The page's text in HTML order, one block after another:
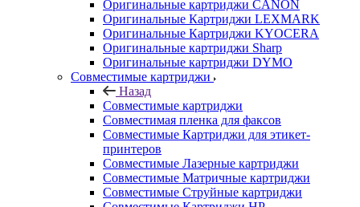
Оригинальные картриджи CANON
Оригинальные Картриджи LEXMARK
Оригинальные Картриджи KYOCERA
Оригинальные картриджи Sharp
Оригинальные картриджи DYMO
Совместимые картриджи
Назад
Совместимые картриджи
Совместимая пленка для факсов
Совместимые Картриджи для этикет-
принтеров
Совместимые Лазерные картриджи
Совместимые Матричные картриджи
Совместимые Струйные картриджи